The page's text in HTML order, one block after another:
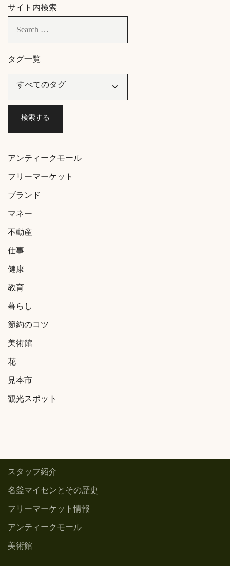
サイト内検索
タグ一覧
アンティークモール
フリーマーケット
ブランド
マネー
不動産
仕事
健康
教育
暮らし
節約のコツ
美術館
花
見本市
観光スポット
スタッフ紹介
名釜マイセンとその歴史
フリーマーケット情報
アンティークモール
美術館